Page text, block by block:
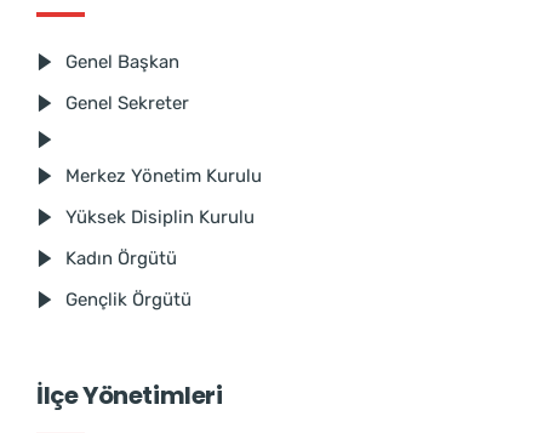
Genel Başkan
Genel Sekreter
Merkez Yönetim Kurulu
Yüksek Disiplin Kurulu
Kadın Örgütü
Gençlik Örgütü
İlçe Yönetimleri